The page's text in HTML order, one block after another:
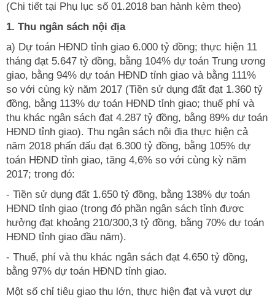
(Chi tiết tại Phụ lục số 01.2018 ban hành kèm theo)
1. Thu ngân sách nội địa
a) Dự toán HĐND tỉnh giao 6.000 tỷ đồng; thực hiện 11
tháng đạt 5.647 tỷ đồng, bằng 104% dự toán Trung ương
giao, bằng 94% dự toán HĐND tỉnh giao và bằng 111%
so với cùng kỳ năm 2017 (Tiền sử dụng đất đạt 1.360 tỷ
đồng, bằng 113% dự toán HĐND tỉnh giao; thuế phí và
thu khác ngân sách đạt 4.287 tỷ đồng, bằng 89% dự toán
HĐND tỉnh giao). Thu ngân sách nội địa thực hiện cả
năm 2018 phấn đấu đạt 6.300 tỷ đồng, bằng 105% dự
toán HĐND tỉnh giao, tăng 4,6% so với cùng kỳ năm
2017; trong đó:
- Tiền sử dụng đất 1.650 tỷ đồng, bằng 138% dự toán
HĐND tỉnh giao (trong đó phần ngân sách tỉnh được
hưởng đạt khoảng 210/300,3 tỷ đồng, bằng 70% dự toán
HĐND tỉnh giao đầu năm).
- Thuế, phí và thu khác ngân sách đạt 4.650 tỷ đồng,
bằng 97% dự toán HĐND tỉnh giao.
Một số chỉ tiêu giao thu lớn, thực hiện đạt và vượt dự